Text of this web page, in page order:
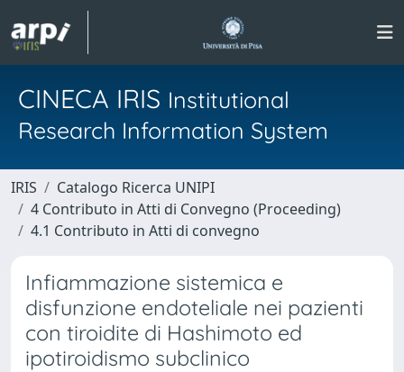
CINECA IRIS Institutional
Research Information System
IRIS
Catalogo Ricerca UNIPI
4 Contributo in Atti di Convegno (Proceeding)
4.1 Contributo in Atti di convegno
Infiammazione sistemica e
disfunzione endoteliale nei pazienti
con tiroidite di Hashimoto ed
ipotiroidismo subclinico